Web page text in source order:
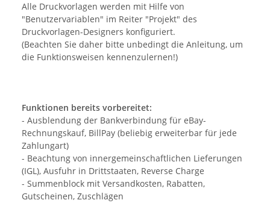
Alle Druckvorlagen werden mit Hilfe von
"Benutzervariablen" im Reiter "Projekt" des
Druckvorlagen-Designers konfiguriert.
(Beachten Sie daher bitte unbedingt die Anleitung, um
die Funktionsweisen kennenzulernen!)
Funktionen bereits vorbereitet:
- Ausblendung der Bankverbindung für eBay-
Rechnungskauf, BillPay (beliebig erweiterbar für jede
Zahlungart)
- Beachtung von innergemeinschaftlichen Lieferungen
(IGL), Ausfuhr in Drittstaaten, Reverse Charge
- Summenblock mit Versandkosten, Rabatten,
Gutscheinen, Zuschlägen